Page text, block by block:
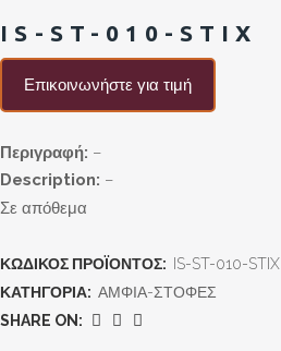
IS-ST-010-STIX
Επικοινωνήστε για τιμή
Περιγραφή: –
Description: –
Σε απόθεμα
ΚΩΔΙΚΌΣ ΠΡΟΪΌΝΤΟΣ:
IS-ST-010-STIX
ΚΑΤΗΓΟΡΊΑ: ΑΜΦΙΑ-ΣΤΟΦΕΣ
SHARE ON: